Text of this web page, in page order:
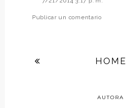
Publicar un comentario
HOME
AUTORA